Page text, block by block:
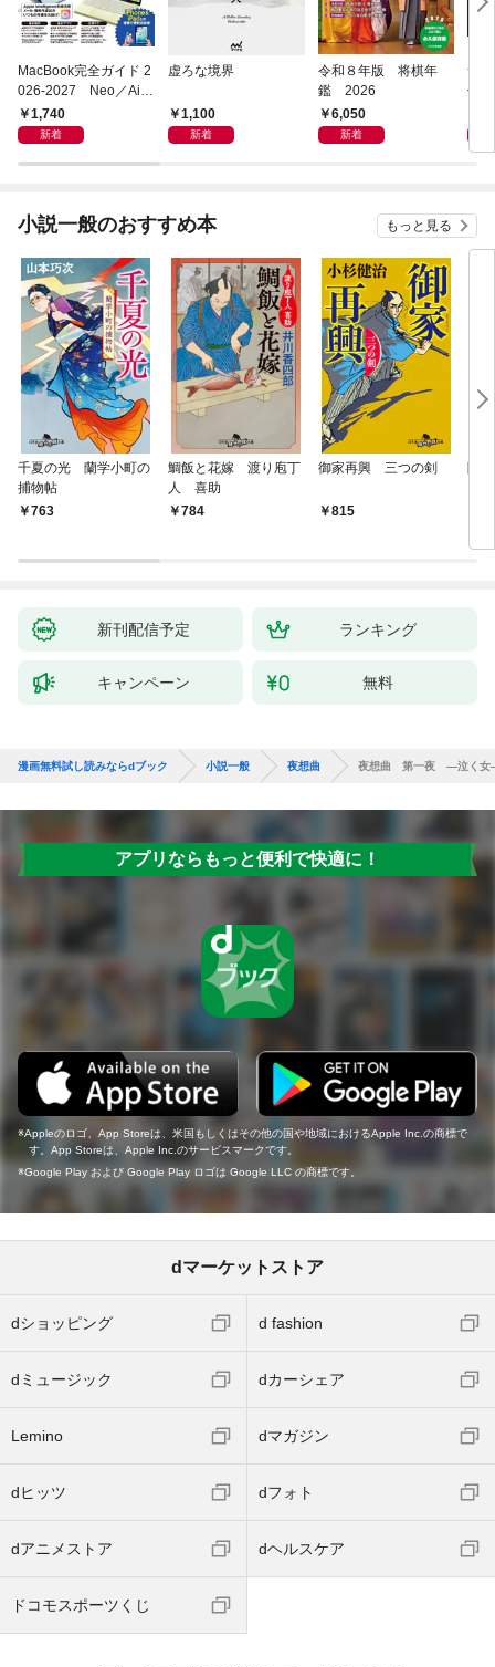
MacBook完全ガイド 2
026-2027 Neo／Air
／Pro対応
1,740
新着
虚ろな境界
1,100
新着
令和８年版 将棋年
鑑 2026
6,050
新着
つ
像
小説一般のおすすめ本 もっと見る
千夏の光 蘭学小町の
捕物帖
763
鯛飯と花嫁 渡り庖丁
人 喜助
784
御家再興 三つの剣
815
新刊配信予定 ランキング
キャンペーン 無料
漫画無料試し読みならdブック 小説一般 夜想曲 夜想曲 第一夜 ―泣く
アプリならもっと便利で快適に！
Appleのロゴ、App Storeは、米国もしくはその他の国や地域におけるApple Inc.の商標で
す。App Storeは、Apple Inc.のサービスマークです。
Google Play および Google Play ロゴは Google LLC の商標です。
dマーケットストア
dショッピング d fashion
dミュージック dカーシェア
Lemino dマガジン
dヒッツ dフォト
dアニメストア dヘルスケア
ドコモスポーツくじ